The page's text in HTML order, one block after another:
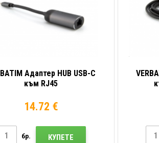
Адаптер HUB USB-C
към RJ45
14.72 €
бр. КУПЕТЕ